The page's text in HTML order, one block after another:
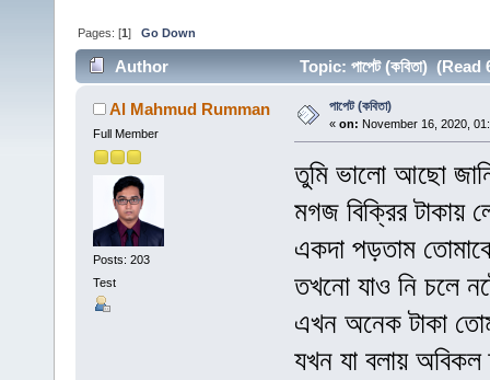
Pages: [1]Go Down
Author Topic: পাপেট (কবিতা)
Al Mahmud Rumman
Full Member
Posts: 203
Test
পাপেট (কবিতা)
« on: November 16, 2020,
তুমি ভালো আছো
মগজ বিক্রির টাকায়
একদা পড়তাম
তখনো যাও নি চলে
এখন অনেক টাকা
যখন যা বলায়